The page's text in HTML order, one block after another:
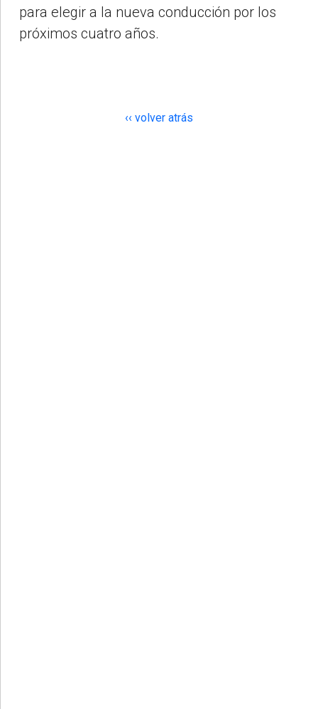
para elegir a la nueva conducción por los
próximos cuatro años.
‹‹ volver atrás